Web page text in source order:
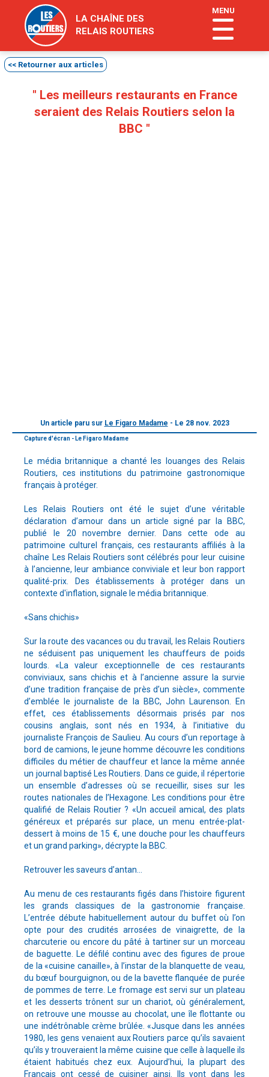
LA CHAÎNE DES
RELAIS ROUTIERS
MENU
<< Retourner aux articles
" Les meilleurs restaurants en France
seraient des Relais Routiers selon la
BBC "
Un article paru sur Le Figaro Madame - Le 28 nov. 2023
Capture d'écran - Le Figaro Madame
Le média britannique a chanté les louanges des Relais
Routiers, ces institutions du patrimoine gastronomique
français à protéger.
Les Relais Routiers ont été le sujet d’une véritable
déclaration d’amour dans un article signé par la BBC,
publié le 20 novembre dernier. Dans cette ode au
patrimoine culturel français, ces restaurants affiliés à la
chaîne Les Relais Routiers sont célébrés pour leur cuisine
à l’ancienne, leur ambiance conviviale et leur bon rapport
qualité-prix. Des établissements à protéger dans un
contexte d'inflation, signale le média britannique.
«Sans chichis»
Sur la route des vacances ou du travail, les Relais Routiers
ne séduisent pas uniquement les chauffeurs de poids
lourds. «La valeur exceptionnelle de ces restaurants
conviviaux, sans chichis et à l’ancienne assure la survie
d’une tradition française de près d’un siècle», commente
d’emblée le journaliste de la BBC, John Laurenson. En
effet, ces établissements désormais prisés par nos
cousins anglais, sont nés en 1934, à l’initiative du
journaliste François de Saulieu. Au cours d’un reportage à
bord de camions, le jeune homme découvre les conditions
difficiles du métier de chauffeur et lance la même année
un journal baptisé Les Routiers. Dans ce guide, il répertorie
un ensemble d’adresses où se recueillir, sises sur les
routes nationales de l’Hexagone. Les conditions pour être
qualifié de Relais Routier ? «Un accueil amical, des plats
généreux et préparés sur place, un menu entrée-plat-
dessert à moins de 15 €, une douche pour les chauffeurs
et un grand parking», décrypte la BBC.
Retrouver les saveurs d’antan...
Au menu de ces restaurants figés dans l’histoire figurent
les grands classiques de la gastronomie française.
L’entrée débute habituellement autour du buffet où l’on
opte pour des crudités arrosées de vinaigrette, de la
charcuterie ou encore du pâté à tartiner sur un morceau
de baguette. Le défilé continu avec des figures de proue
de la «cuisine canaille», à l’instar de la blanquette de veau,
du bœuf bourguignon, ou de la bavette flanquée de purée
de pommes de terre. Le fromage est servi sur un plateau
et les desserts trônent sur un chariot, où généralement,
on retrouve une mousse au chocolat, une île flottante ou
une indétrônable crème brûlée. «Jusque dans les années
1980, les gens venaient aux Routiers parce qu’ils savaient
qu’ils y trouveraient la même cuisine que celle à laquelle ils
étaient habitués chez eux. Aujourd’hui, la plupart des
Français ont cessé de cuisiner ainsi. Ils vont dans les